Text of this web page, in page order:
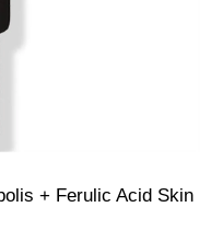
+ Ferulic Acid Skin